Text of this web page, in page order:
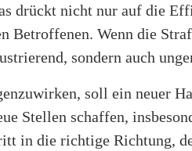
drückt nicht nur auf die
Betroffenen. Wenn die
sondern auch
soll ein neuer
Stellen schaffen,
in die richtige Richtung,